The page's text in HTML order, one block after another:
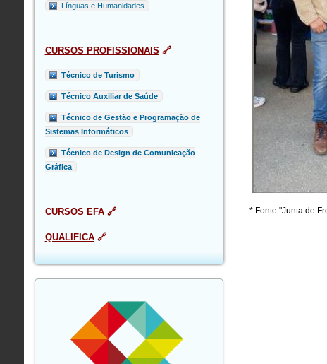
* Fonte "Junta de
Línguas e Humanidades
CURSOS PROFISSIONAIS 🔗
Técnico de Turismo
Técnico Auxiliar de Saúde
Técnico de Gestão e Programação de
Sistemas Informáticos
Técnico de Design de Comunicação
Gráfica
CURSOS EFA🔗
QUALIFICA🔗